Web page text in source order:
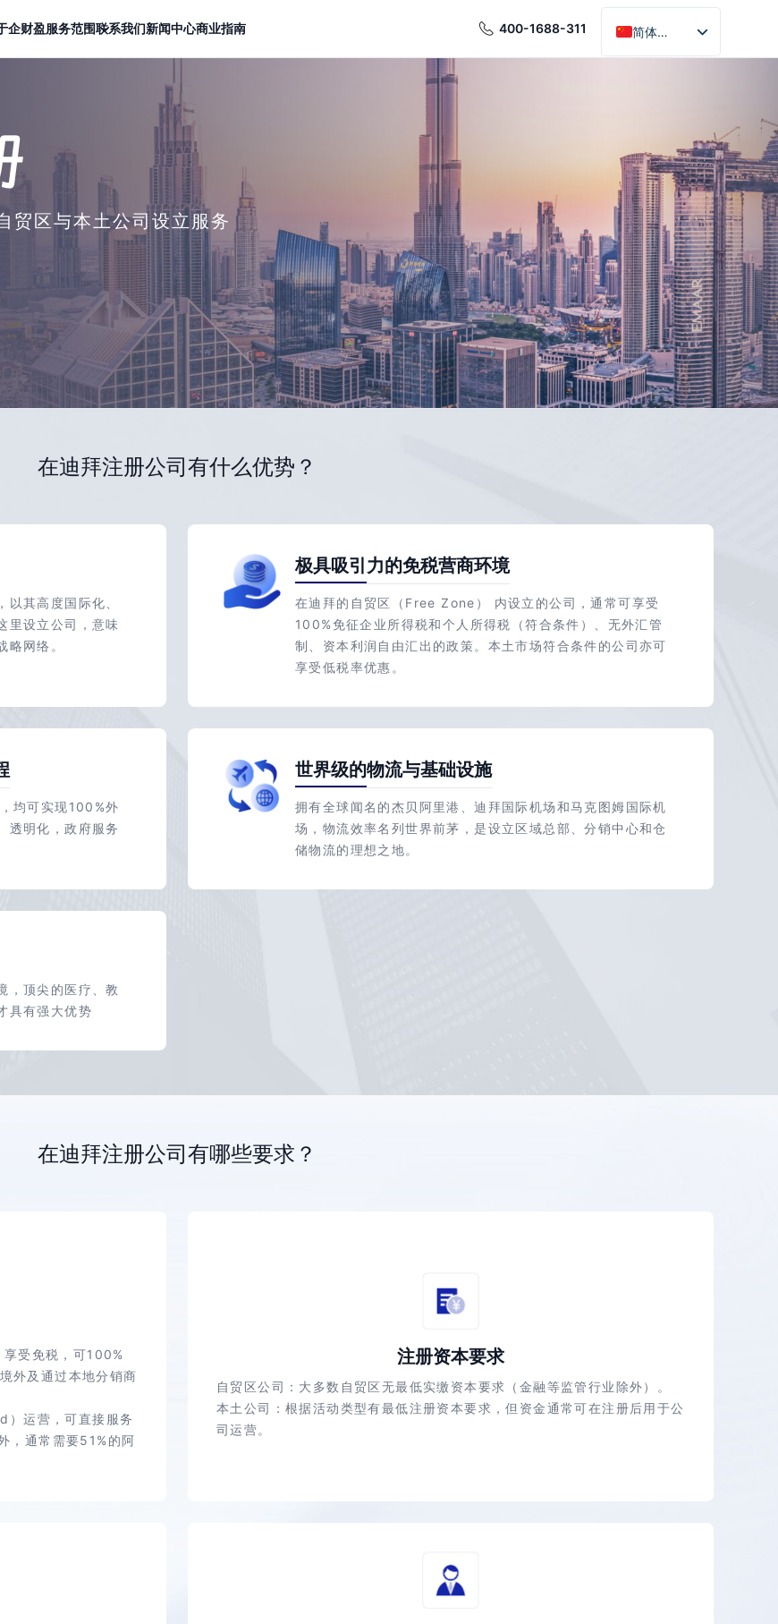
企财盈服务范围联系我们新闻中心商业指南 400-1688-311 简体中文
贸区与本土公司设立服务
在迪拜注册公司有什么优势？
其高度国际化、
里设立公司，意味
网络。
极具吸引力的免税营商环境
在迪拜的自贸区（Free Zone） 内设立的公司，通常可享受
100%免征企业所得税和个人所得税（符合条件）、无外汇管
制、资本利润自由汇出的政策。本土市场符合条件的公司亦可
享受低税率优惠。
均可实现100%外
透明化，政府服务
世界级的物流与基础设施
拥有全球闻名的杰贝阿里港、迪拜国际机场和马克图姆国际机
场，物流效率名列世界前茅，是设立区域总部、分销中心和仓
储物流的理想之地。
，顶尖的医疗、教
具有强大优势
在迪拜注册公司有哪些要求？
受免税，可100%
外及通过本地分销商
）运营，可直接服务
，通常需要51%的阿
注册资本要求
自贸区公司：大多数自贸区无最低实缴资本要求（金融等监管行业除外）。
本土公司：根据活动类型有最低注册资本要求，但资金通常可在注册后用于公
司运营。